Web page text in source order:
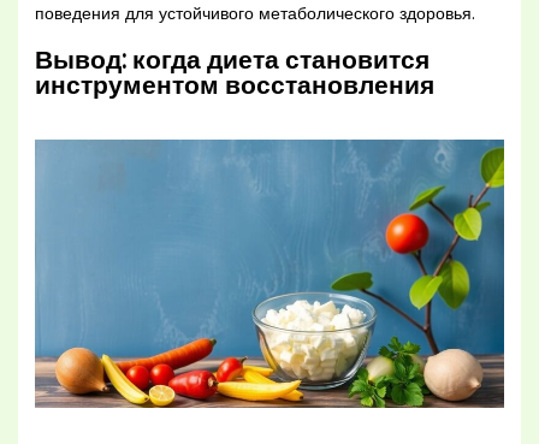
поведения для устойчивого метаболического здоровья.
Вывод: когда диета становится
инструментом восстановления